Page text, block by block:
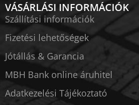
VÁSÁRLÁSI INFORMÁCIÓK
Szállítási információk
Fizetési lehetőségek
Jótállás & Garancia
MBH Bank online áruhitel
Adatkezelési Tájékoztató